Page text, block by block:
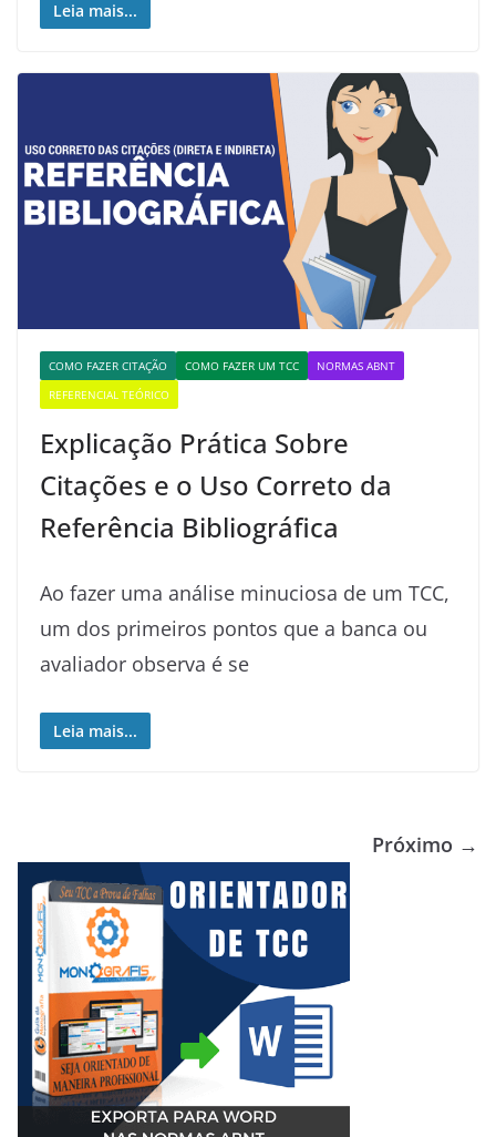
Leia mais...
COMO FAZER CITAÇÃO COMO FAZER UM TCC
NORMAS ABNT
REFERENCIAL TEÓRICO
Explicação Prática Sobre
Citações e o Uso Correto da
Referência Bibliográfica
Ao fazer uma análise minuciosa de um TCC,
um dos primeiros pontos que a banca ou
avaliador observa é se
Leia mais...
Próximo →